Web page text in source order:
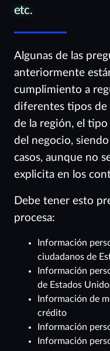
etc.
Algunas de las
anteriormente
cumplimiento a
diferentes tipos
de la región, el
del negocio,
casos, aunque no
explicita en los
Debe tener esto
procesa:
Información
ciudadanos de
Información
de Estados
Información de
crédito
Información
Información